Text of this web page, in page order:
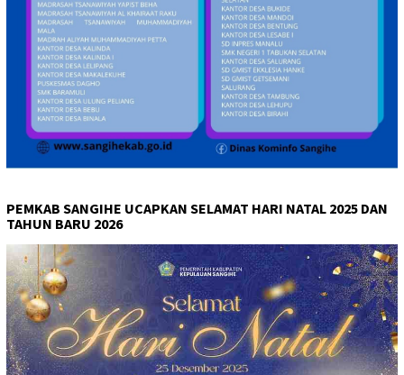
PEMKAB SANGIHE UCAPKAN SELAMAT HARI NATAL 2025 DAN
TAHUN BARU 2026